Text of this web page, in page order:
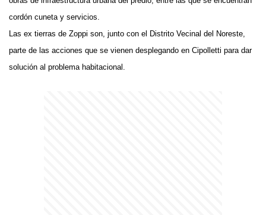
cordón cuneta y servicios.
Las ex tierras de Zoppi son, junto con el Distrito Vecinal del Noreste,
parte de las acciones que se vienen desplegando en Cipolletti para dar
solución al problema habitacional.